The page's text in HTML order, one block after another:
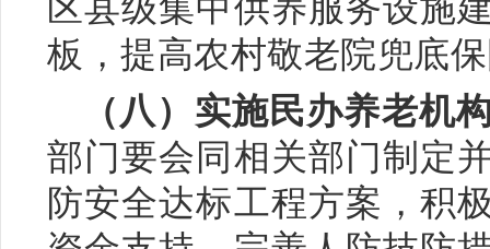
板，提高农村敬老院兜底
（八）实施民办养老机
部门要会同相关部门制定
防安全达标工程方案，积